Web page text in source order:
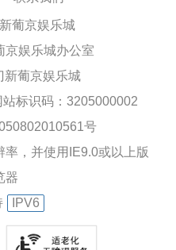
葡京娱乐城
京娱乐城办公室
新葡京娱乐城
站标识码：3205000002
号
，并使用IE9.0或以上版
器
IPV6